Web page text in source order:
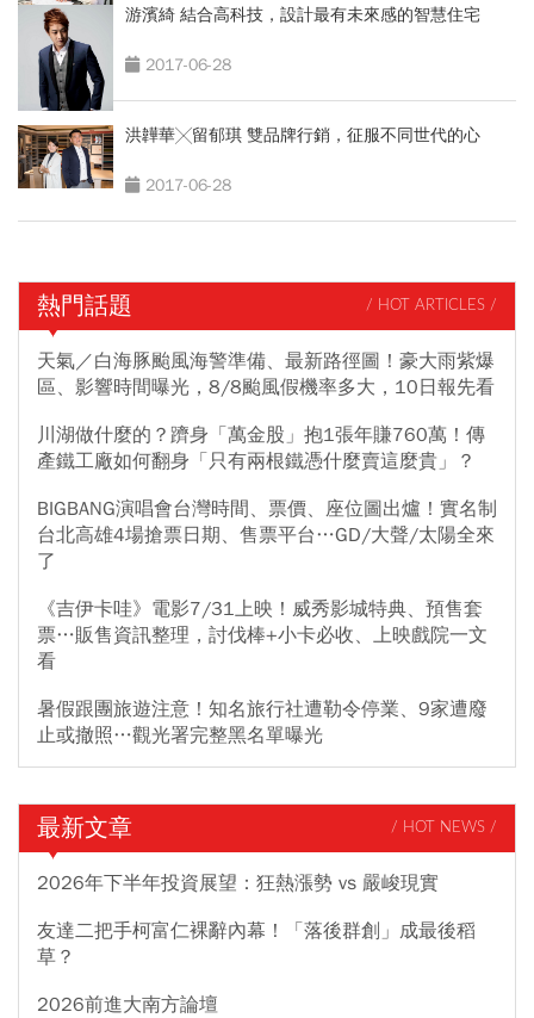
游濱綺 結合高科技，設計最有未來感的智慧住宅
2017-06-28
洪韡華╳留郁琪 雙品牌行銷，征服不同世代的心
2017-06-28
熱門話題 / HOT ARTICLES /
天氣／白海豚颱風海警準備、最新路徑圖！豪大雨紫爆
區、影響時間曝光，8/8颱風假機率多大，10日報先看
川湖做什麼的？躋身「萬金股」抱1張年賺760萬！傳
產鐵工廠如何翻身「只有兩根鐵憑什麼賣這麼貴」？
BIGBANG演唱會台灣時間、票價、座位圖出爐！實名制
台北高雄4場搶票日期、售票平台…GD/大聲/太陽全來
了
《吉伊卡哇》電影7/31上映！威秀影城特典、預售套
票…販售資訊整理，討伐棒+小卡必收、上映戲院一文
看
暑假跟團旅遊注意！知名旅行社遭勒令停業、9家遭廢
止或撤照…觀光署完整黑名單曝光
最新文章 / HOT NEWS /
2026年下半年投資展望：狂熱漲勢 vs 嚴峻現實
友達二把手柯富仁裸辭內幕！「落後群創」成最後稻
草？
2026前進大南方論壇